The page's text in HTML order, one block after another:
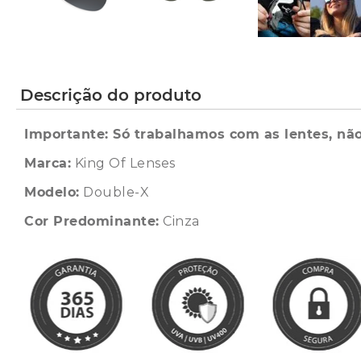
Descrição do produto
Importante: Só trabalhamos com as lentes,
Marca: King Of Lenses
Modelo: Double-X
Cor Predominante: Cinza